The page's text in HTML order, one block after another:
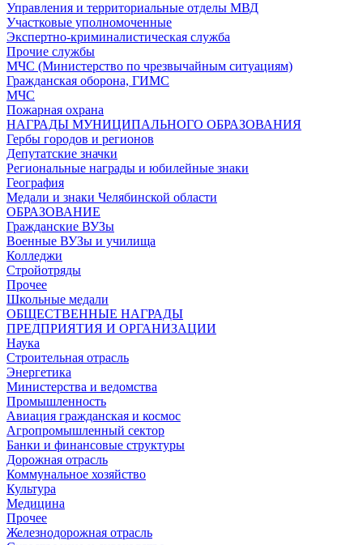
Управления и территориальные отделы МВД
Участковые уполномоченные
Экспертно-криминалистическая служба
Прочие службы
МЧС (Министерство по чрезвычайным ситуациям)
Гражданская оборона, ГИМС
МЧС
Пожарная охрана
НАГРАДЫ МУНИЦИПАЛЬНОГО ОБРАЗОВАНИЯ
Гербы городов и регионов
Депутатские значки
Региональные награды и юбилейные знаки
География
Медали и знаки Челябинской области
ОБРАЗОВАНИЕ
Гражданские ВУЗы
Военные ВУЗы и училища
Колледжи
Стройотряды
Прочее
Школьные медали
ОБЩЕСТВЕННЫЕ НАГРАДЫ
ПРЕДПРИЯТИЯ И ОРГАНИЗАЦИИ
Наука
Строительная отрасль
Энергетика
Министерства и ведомства
Промышленность
Авиация гражданская и космос
Агропромышленный сектор
Банки и финансовые структуры
Дорожная отрасль
Коммунальное хозяйство
Культура
Медицина
Прочее
Железнодорожная отрасль